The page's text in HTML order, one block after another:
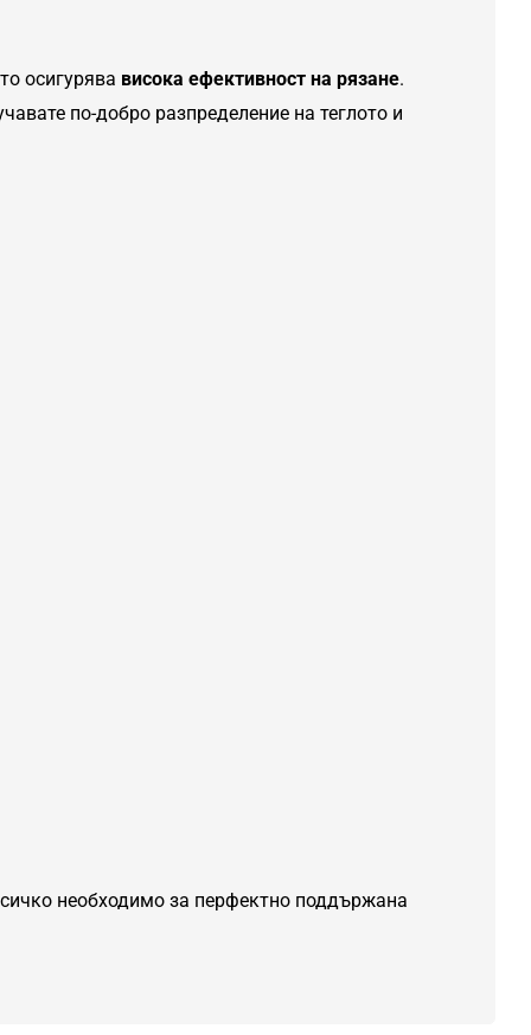
осигурява висока ефективност на рязане.
по-добро разпределение на теглото и
необходимо за перфектно поддържана